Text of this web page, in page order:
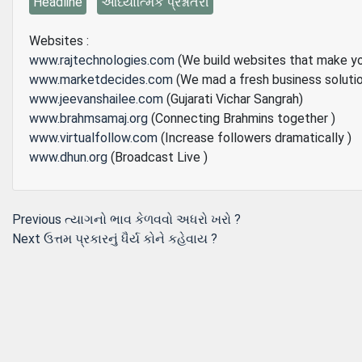
Websites :
www.rajtechnologies.com (We build websites that make
www.marketdecides.com (We mad a fresh business
www.jeevanshailee.com (Gujarati Vichar Sangrah)
www.brahmsamaj.org (Connecting Brahmins together )
www.virtualfollow.com (Increase followers dramatically )
www.dhun.org (Broadcast Live )
Post
navigation
Previous Previous
post:
ત્યાગનો ભાવ કેળવવો અધરો ખરો ?
Next Next
ઉત્તમ પ્રકારનું ધૈર્ય કોને કહેવાય ?